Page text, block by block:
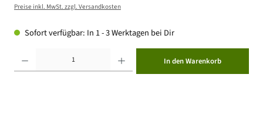
Preise inkl. MwSt. zzgl. Versandkosten
Sofort verfügbar: In 1 - 3 Werktagen bei Dir
In den Warenkorb